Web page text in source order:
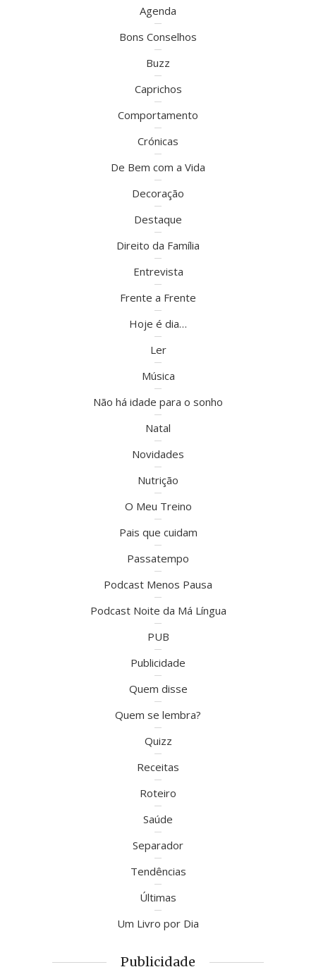
Agenda
Bons Conselhos
Buzz
Caprichos
Comportamento
Crónicas
De Bem com a Vida
Decoração
Destaque
Direito da Família
Entrevista
Frente a Frente
Hoje é dia…
Ler
Música
Não há idade para o sonho
Natal
Novidades
Nutrição
O Meu Treino
Pais que cuidam
Passatempo
Podcast Menos Pausa
Podcast Noite da Má Língua
PUB
Publicidade
Quem disse
Quem se lembra?
Quizz
Receitas
Roteiro
Saúde
Separador
Tendências
Últimas
Um Livro por Dia
Publicidade